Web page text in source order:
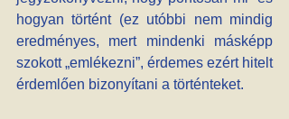
hogyan történt (ez utóbbi nem mindig
eredményes, mert mindenki másképp
szokott „emlékezni”, érdemes ezért hitelt
érdemlően bizonyítani a történteket.